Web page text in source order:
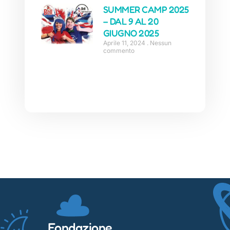
SUMMER CAMP 2025
– DAL 9 AL 20
GIUGNO 2025
Aprile 11, 2024 Nessun
commento